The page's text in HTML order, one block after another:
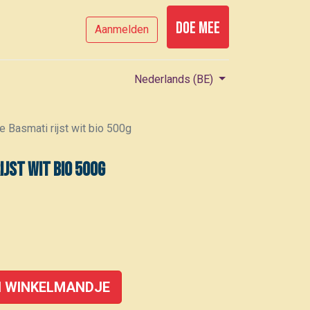
Aanmelden Doe mee
Nederlands (BE)
Basmati rijst wit bio 500g
wit bio 500g
WINKELMANDJE